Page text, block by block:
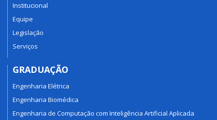
Institucional
Equipe
Legislação
Serviços
GRADUAÇÃO
Engenharia Elétrica
Engenharia Biomédica
Engenharia de Computação com Inteligência Artificial Aplicada